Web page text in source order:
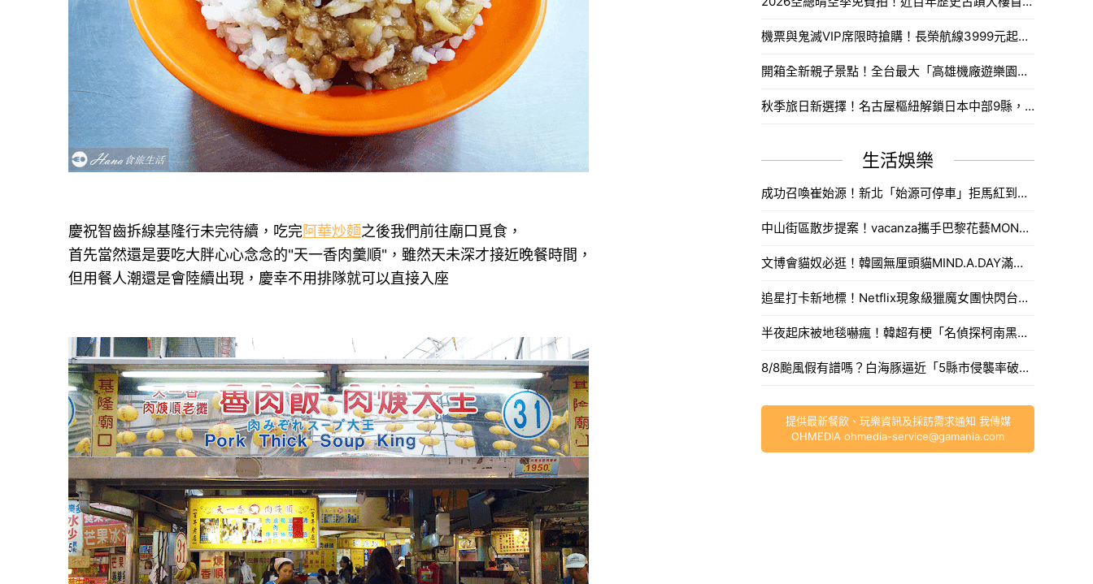
慶祝智齒拆線基隆行未完待續，吃完阿華炒麵之後我們前往廟口覓食，
首先當然還是要吃大胖心心念念的"天一香肉羹順"，雖然天未深才接近晚餐時間，
但用餐人潮還是會陸續出現，慶幸不用排隊就可以直接入座
機票與鬼滅VIP席限時搶購！長榮航線3999元起，中信兄弟主題套票8月7日開賣攻略。
開箱全新親子景點！全台最大「高雄機廠遊樂園區」8/8開幕，攀岩場、戲水區30項設施免費玩。
秋季旅日新選擇！名古屋樞紐解鎖日本中部9縣，搶先預訂父親節孝親賞楓之旅。
生活娛樂
成功召喚崔始源！新北「始源可停車」拒馬紅到本人來朝聖，親臨門口問：「停車可以嗎」笑翻網友。
中山街區散步提案！vacanza攜手巴黎花藝MONCEAU FLEURS，把鮮花當作穿搭戴著走。
文博會貓奴必逛！韓國無厘頭貓MIND.A.DAY滿額送周邊，作家親揭台灣限定新品。
追星打卡新地標！Netflix現象級獵魔女團快閃台中，魂門舞台與限定週邊完整開箱。
半夜起床被地毯嚇瘋！韓超有梗「名偵探柯南黑衣人」系列周邊，用玻璃杯喝水直接被死亡凝視。
8/8颱風假有譜嗎？白海豚逼近「5縣市侵襲率破40%」，氣象署最快今發海警。
提供最新餐飲、玩樂資訊及採訪需求通知 我傳媒
OHMEDIA ohmedia-service@gamania.com